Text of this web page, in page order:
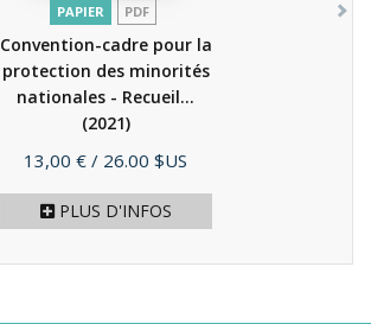
PAPIER PDF
Convention-cadre pour la
protection des minorités
nationales - Recueil...
(2021)
Prix
13,00 € / 26.00 $US
PLUS D'INFOS